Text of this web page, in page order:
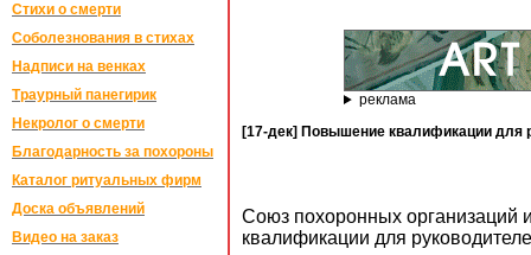
Стихи о смерти
Соболезнования в стихах
Надписи на венках
Траурный панегирик
Некролог о смерти
Благодарность за похороны
Каталог ритуальных фирм
Доска объявлений
Видео на заказ
реклама
[17-дек] Повышение квалификации для
Союз похоронных организаций
квалификации для